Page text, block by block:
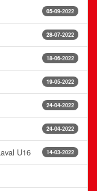
05-09-2022
28-07-2022
18-06-2022
19-05-2022
24-04-2022
24-04-2022
14-03-2022
U16